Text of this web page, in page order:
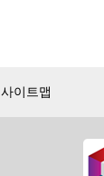
사이트맵